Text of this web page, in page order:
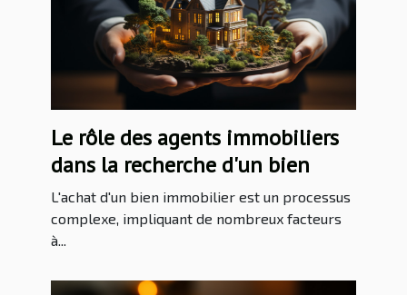
Le rôle des agents immobiliers
dans la recherche d'un bien
L'achat d'un bien immobilier est un processus
complexe, impliquant de nombreux facteurs
à...